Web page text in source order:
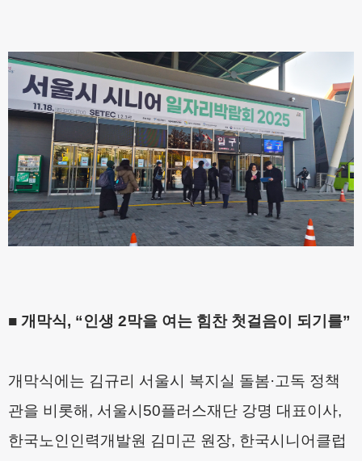
■ 개막식, “인생 2막을 여는 힘찬 첫걸음이 되기를”
개막식에는 김규리 서울시 복지실 돌봄· 고독 정책
관을 비롯해 , 서울시 50플러스재단 강명 대표이사,
한국노인인력개발원 김미곤 원장, 한국시니어클럽